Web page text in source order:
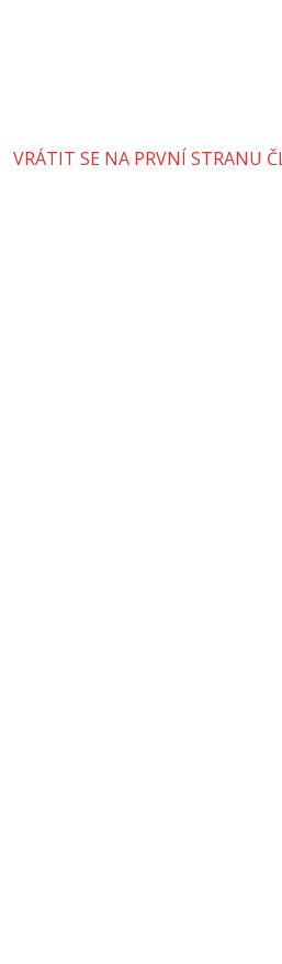
VRÁTIT SE NA PRVNÍ STRANU